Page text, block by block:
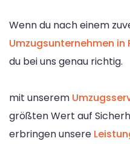
Wenn du nach einem
Umzugsunternehmen in
du bei uns genau richtig.
mit unserem
größten Wert auf
erbringen unsere